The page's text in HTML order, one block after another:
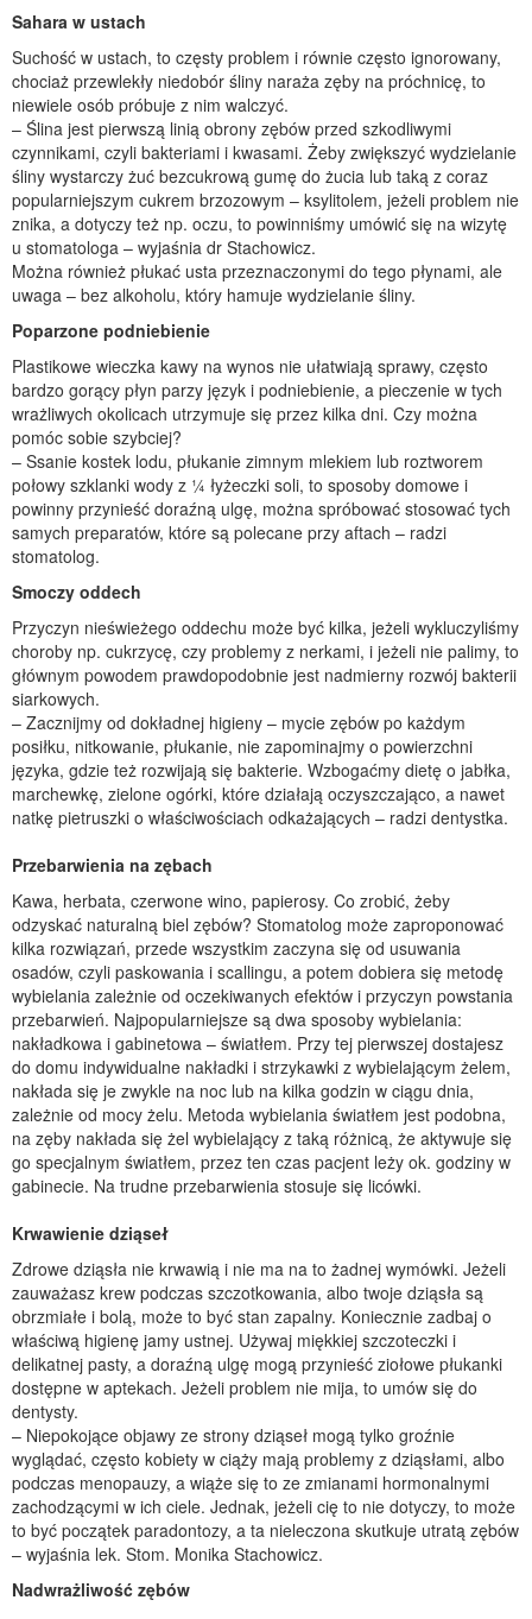
Sahara w ustach
Suchość w ustach, to częsty problem i równie często ignorowany,
chociaż przewlekły niedobór śliny naraża zęby na próchnicę, to
niewiele osób próbuje z nim walczyć.
– Ślina jest pierwszą linią obrony zębów przed szkodliwymi
czynnikami, czyli bakteriami i kwasami. Żeby zwiększyć wydzielanie
śliny wystarczy żuć bezcukrową gumę do żucia lub taką z coraz
popularniejszym cukrem brzozowym – ksylitolem, jeżeli problem nie
znika, a dotyczy też np. oczu, to powinniśmy umówić się na wizytę
u stomatologa – wyjaśnia dr Stachowicz.
Można również płukać usta przeznaczonymi do tego płynami, ale
uwaga – bez alkoholu, który hamuje wydzielanie śliny.
Poparzone podniebienie
Plastikowe wieczka kawy na wynos nie ułatwiają sprawy, często
bardzo gorący płyn parzy język i podniebienie, a pieczenie w tych
wrażliwych okolicach utrzymuje się przez kilka dni. Czy można
pomóc sobie szybciej?
– Ssanie kostek lodu, płukanie zimnym mlekiem lub roztworem
połowy szklanki wody z ¼ łyżeczki soli, to sposoby domowe i
powinny przynieść doraźną ulgę, można spróbować stosować tych
samych preparatów, które są polecane przy aftach – radzi
stomatolog.
Smoczy oddech
Przyczyn nieświeżego oddechu może być kilka, jeżeli wykluczyliśmy
choroby np. cukrzycę, czy problemy z nerkami, i jeżeli nie palimy, to
głównym powodem prawdopodobnie jest nadmierny rozwój bakterii
siarkowych.
– Zacznijmy od dokładnej higieny – mycie zębów po każdym
posiłku, nitkowanie, płukanie, nie zapominajmy o powierzchni
języka, gdzie też rozwijają się bakterie. Wzbogaćmy dietę o jabłka,
marchewkę, zielone ogórki, które działają oczyszczająco, a nawet
natkę pietruszki o właściwościach odkażających – radzi dentystka.
Przebarwienia na zębach
Kawa, herbata, czerwone wino, papierosy. Co zrobić, żeby
odzyskać naturalną biel zębów? Stomatolog może zaproponować
kilka rozwiązań, przede wszystkim zaczyna się od usuwania
osadów, czyli paskowania i scallingu, a potem dobiera się metodę
wybielania zależnie od oczekiwanych efektów i przyczyn powstania
przebarwień. Najpopularniejsze są dwa sposoby wybielania:
nakładkowa i gabinetowa – światłem. Przy tej pierwszej dostajesz
do domu indywidualne nakładki i strzykawki z wybielającym żelem,
nakłada się je zwykle na noc lub na kilka godzin w ciągu dnia,
zależnie od mocy żelu. Metoda wybielania światłem jest podobna,
na zęby nakłada się żel wybielający z taką różnicą, że aktywuje się
go specjalnym światłem, przez ten czas pacjent leży ok. godziny w
gabinecie. Na trudne przebarwienia stosuje się licówki.
Krwawienie dziąseł
Zdrowe dziąsła nie krwawią i nie ma na to żadnej wymówki. Jeżeli
zauważasz krew podczas szczotkowania, albo twoje dziąsła są
obrzmiałe i bolą, może to być stan zapalny. Koniecznie zadbaj o
właściwą higienę jamy ustnej. Używaj miękkiej szczoteczki i
delikatnej pasty, a doraźną ulgę mogą przynieść ziołowe płukanki
dostępne w aptekach. Jeżeli problem nie mija, to umów się do
dentysty.
– Niepokojące objawy ze strony dziąseł mogą tylko groźnie
wyglądać, często kobiety w ciąży mają problemy z dziąsłami, albo
podczas menopauzy, a wiąże się to ze zmianami hormonalnymi
zachodzącymi w ich ciele. Jednak, jeżeli cię to nie dotyczy, to może
to być początek paradontozy, a ta nieleczona skutkuje utratą zębów
– wyjaśnia lek. Stom. Monika Stachowicz.
Nadwrażliwość zębów